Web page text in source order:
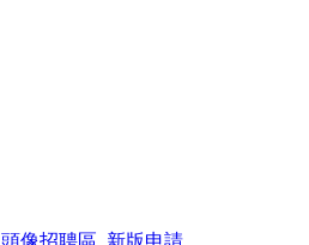
頭像招聘區 新版申請